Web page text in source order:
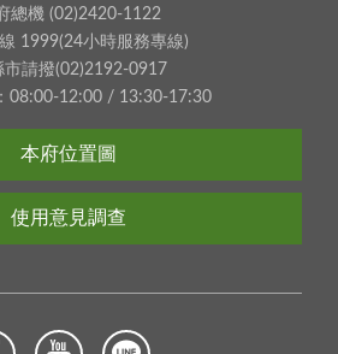
總機 (02)2420-1122
1999(24小時服務專線)
市請撥(02)2192-0917
08:00-12:00 / 13:30-17:30
本府位置圖
使用意見調查